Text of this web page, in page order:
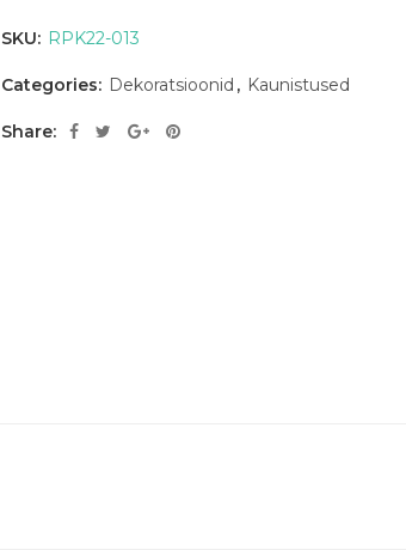
SKU: RPK22-013
Categories: Dekoratsioonid , Kaunistused
Share: